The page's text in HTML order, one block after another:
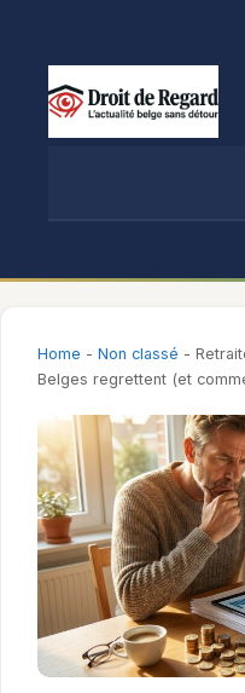
Home - Non classé -
Belges regrettent (et